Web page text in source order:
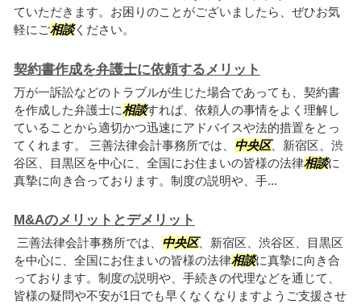
ていただきます。お困りのことがございましたら、ぜひお気
軽にご相談ください。
契約書作成を弁護士に依頼するメリット
万が一訴訟などのトラブルが生じた場合であっても、契約書
を作成した弁護士に相談すれば、依頼人の事情をよく理解し
ていることから適切かつ迅速にアドバイスや法的措置をとっ
てくれます。 三善法律会計事務所では、 中央区、新宿区、渋
谷区、目黒区を中心に、全国にお住まいの皆様の法律相談に
真摯に向き合っております。制度の説明や、手...
M&Aのメリットとデメリット
三善法律会計事務所では、 中央区、新宿区、渋谷区、目黒区
を中心に、全国にお住まいの皆様の法律相談に真摯に向き合
っております。制度の説明や、手続きの代理などを通じて、
皆様の疑問や不安が1日でも早くなくなりますようご支援させ